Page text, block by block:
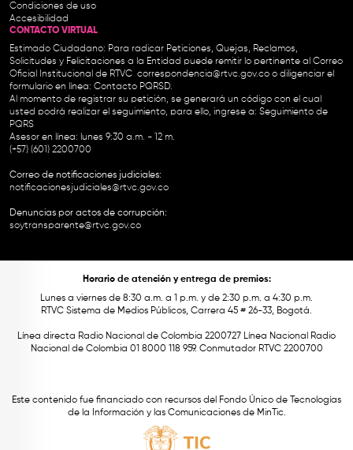
Condiciones de uso
Accesibilidad
CONTACTO VIRTUAL
Estimado Ciudadano: Para radicar Peticiones, Quejas, Reclamos,
Solicitudes y Felicitaciones a la Entidad puede remitir lo pertinente al Correo
Oficial Institucional de RTVC correspondencia@rtvc.gov.co o diligenciar el
formulario en línea: Contacto PQRSD.
Al momento de registrar su petición, se generará un código con el cual
usted podrá realizar el seguimiento, para ello, ingrese a: Seguimiento de
PQRS
Asesor en línea: lunes 9:30 a.m. - 12 m.
(+57) (601) 2200700
Correo de notificaciones judiciales:
notificacionesjudiciales@rtvc.gov.co
Denuncias por actos de corrupción:
soytransparente@rtvc.gov.co
Horario de atención y entrega de premios:
Lunes a viernes de 8:30 a.m. a 1 p.m. y de 2:30 p.m. a 4:30 p.m.
RTVC Sistema de Medios Públicos, Carrera 45 # 26-33, Bogotá.
Línea directa Radio Nacional de Colombia 2200727 Línea Nacional Radio
Nacional de Colombia 01 8000 118 959. Conmutador RTVC 2200700
Este contenido fue financiado con recursos del Fondo Único de Tecnologías
de la Información y las Comunicaciones de MinTic.